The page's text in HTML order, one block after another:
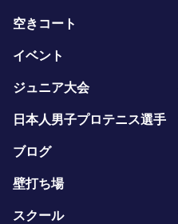
空きコート
イベント
ジュニア大会
日本人男子プロテニス選手
ブログ
壁打ち場
スクール